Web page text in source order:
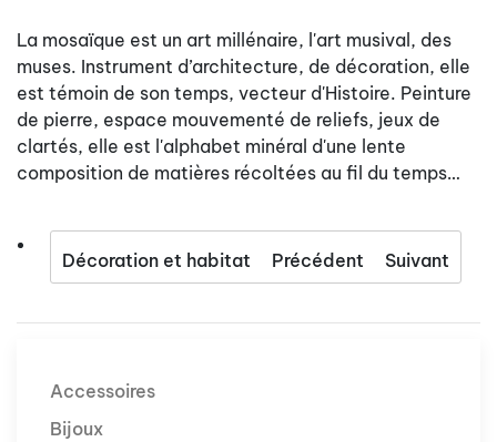
La mosaïque est un art millénaire, l'art musival, des
muses. Instrument d’architecture, de décoration, elle
est témoin de son temps, vecteur d'Histoire. Peinture
de pierre, espace mouvementé de reliefs, jeux de
clartés, elle est l'alphabet minéral d'une lente
composition de matières récoltées au fil du temps…
Décoration et habitat Précédent Suivant
Accessoires
Bijoux